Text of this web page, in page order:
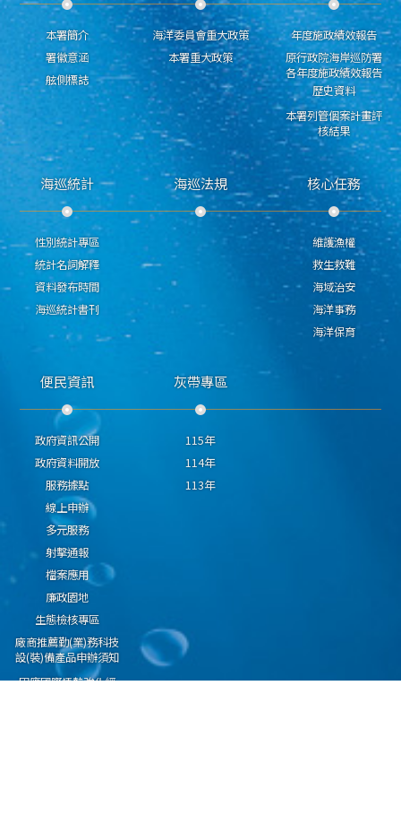
本署簡介
署徽意涵
舷側標誌
海洋委員會重大政策
本署重大政策
年度施政績效報告
原行政院海岸巡防署
各年度施政績效報告
歷史資料
本署列管個案計畫評
核結果
海巡統計
性別統計專區
統計名詞解釋
資料發布時間
海巡統計書刊
海巡法規 核心任務
維護漁權
救生救難
海域治安
海洋事務
海洋保育
便民資訊
政府資訊公開
政府資料開放
服務據點
線上申辦
多元服務
射擊通報
檔案應用
廉政園地
生態檢核專區
廠商推薦勤(業)務科技
設(裝)備產品申辦須知
因應國際情勢強化經
灰帶專區
115年
114年
113年